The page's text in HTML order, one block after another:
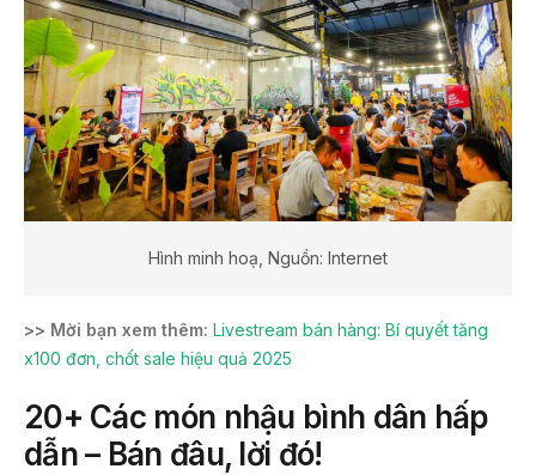
Hình minh hoạ, Nguồn: Internet
>> Mời bạn xem thêm: Livestream bán hàng: Bí quyết tăng
x100 đơn, chốt sale hiệu quả 2025
20+ Các món nhậu bình dân hấp
dẫn – Bán đâu, lời đó!